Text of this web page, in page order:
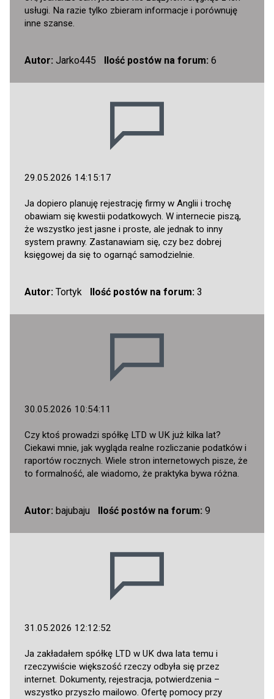
usługi. Na razie tylko zbieram informacje i porównuję
inne szanse.
Autor: Jarko445 Ilość postów na forum: 6
29.05.2026 14:15:17
Ja dopiero planuję rejestrację firmy w Anglii i trochę
obawiam się kwestii podatkowych. W internecie piszą,
że wszystko jest jasne i proste, ale jednak to inny
system prawny. Zastanawiam się, czy bez dobrej
księgowej da się to ogarnąć samodzielnie.
Autor: Tortyk Ilość postów na forum:3
30.05.2026 10:54:11
Czy ktoś prowadzi spółkę LTD w UK już kilka lat?
Ciekawi mnie, jak wygląda realne rozliczanie podatków i
raportów rocznych. Wiele stron internetowych pisze, że
to formalność, ale wiadomo, że praktyka bywa różna.
Autor: bajubaju Ilość postów na forum: 9
31.05.2026 12:12:52
Ja zakładałem spółkę LTD w UK dwa lata temu i
rzeczywiście większość rzeczy odbyła się przez
internet. Dokumenty, rejestracja, potwierdzenia –
wszystko przyszło mailowo. Ofertę pomocy przy